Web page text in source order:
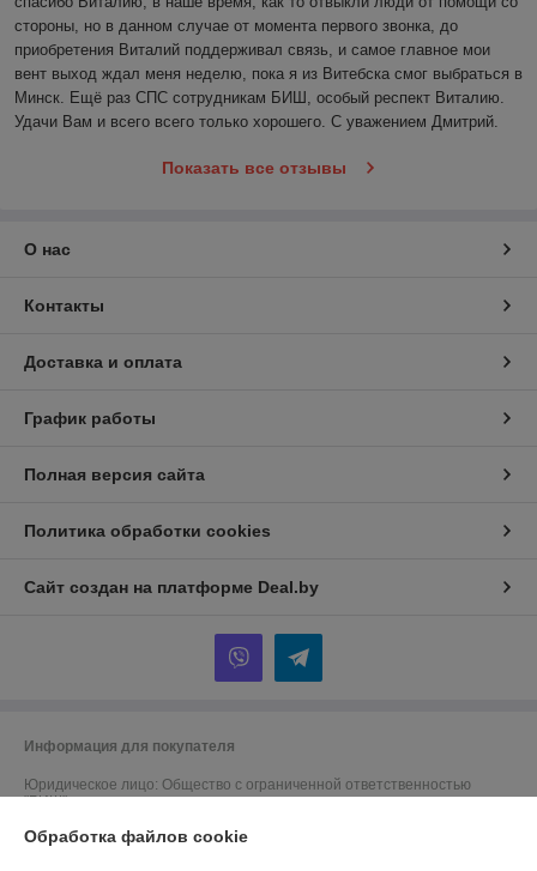
стороны, но в данном случае от момента первого звонка, до
приобретения Виталий поддерживал связь, и самое главное мои
вент выход ждал меня неделю, пока я из Витебска смог выбраться в
Минск. Ещё раз СПС сотрудникам БИШ, особый респект Виталию.
Удачи Вам и всего всего только хорошего. С уважением Дмитрий.
Показать все отзывы
О нас
Контакты
Доставка и оплата
График работы
Полная версия сайта
Политика обработки cookies
Сайт создан на платформе Deal.by
Информация для покупателя
Юридическое лицо: Общество с ограниченной ответственностью
"БИШ"
Обработка файлов cookie